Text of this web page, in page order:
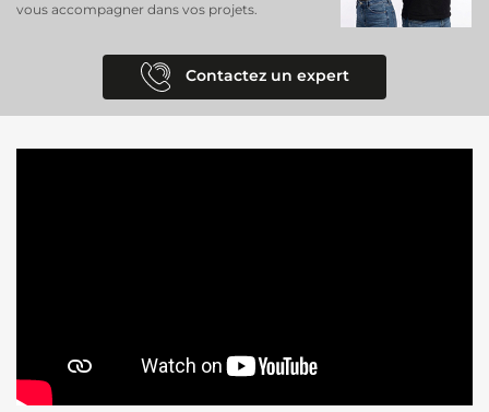
vous accompagner dans vos projets.
Contactez un expert